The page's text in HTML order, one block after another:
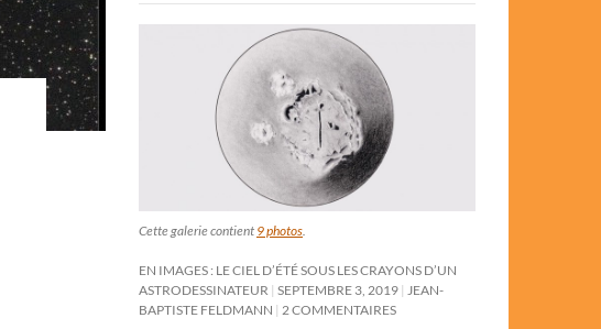
Cette galerie contient 9 photos
EN IMAGES : LE CIEL D’ÉTÉ SOUS LES CRAYONS D’UN
ASTRODESSINATEUR SEPTEMBRE 3, 2019
JEAN-
BAPTISTE FELDMANN
2 COMMENTAIRES